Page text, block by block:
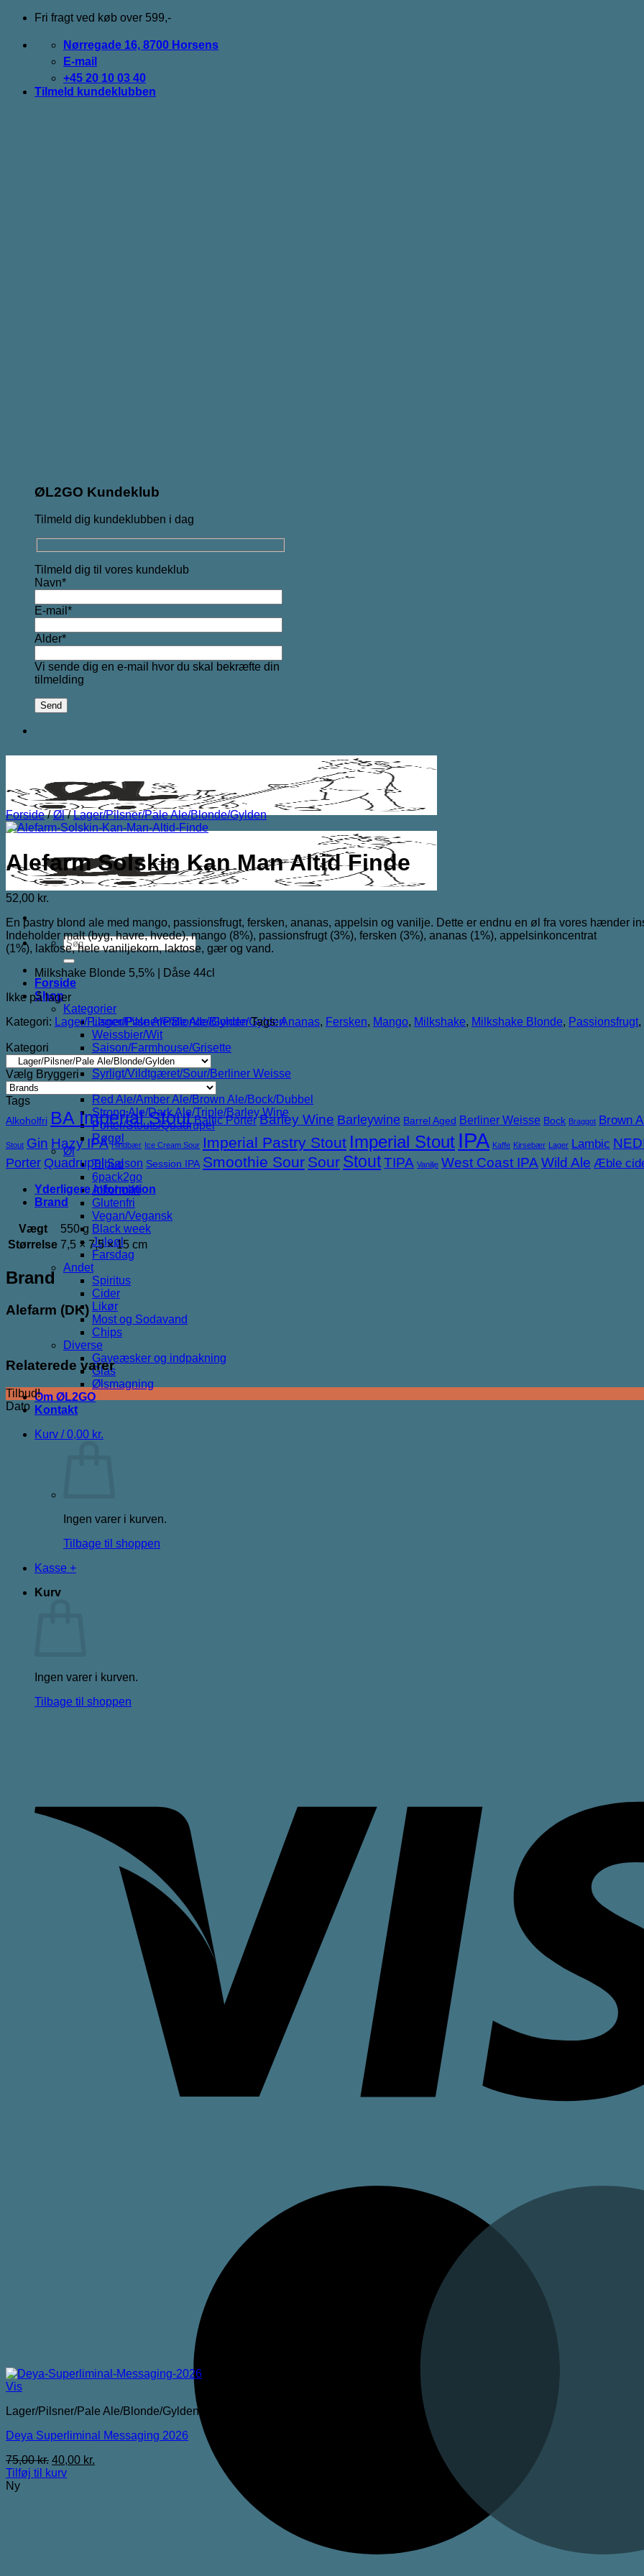
Fortsæt
indhold
Fri fragt ved køb over 599,-
Nørregade 16, 8700 Horsens
E-mail
+45 20 10 03 40
Tilmeld kundeklubben
ØL2GO Kundeklub
Tilmeld dig kundeklubben i dag
Tilmeld dig til vores kundeklub
Navn*
E-mail*
Alder*
Vi sende dig en e-mail hvor du skal bekræfte din
tilmelding
Søg
efter:
Forside
Shop
Kategorier
Lager/Pilsner/Pale Ale/Blonde/Gylden
Weissbier/Wit
Saison/Farmhouse/Grisette
IPA
Syrligt/Vildtgæret/Sour/Berliner Weisse
Mjød/Melomel/Braggot
Red Ale/Amber Ale/Brown Ale/Bock/Dubbel
Strong Ale/Dark Ale/Triple/Barley Wine
Porter/Stouts/Quadrupel
Røgøl
Øl
Tilbud
6pack2go
Alkoholfri
Glutenfri
Vegan/Vegansk
Black week
Juleøl
Farsdag
Andet
Spiritus
Cider
Likør
Most og Sodavand
Chips
Diverse
Gaveæsker og indpakning
Glas
Ølsmagning
Om ØL2GO
Kontakt
Kurv /0,00 kr.
Ingen varer i kurven.
Tilbage til shoppen
Kasse +
Kurv
Ingen varer i kurven.
Tilbage til shoppen
Forside / Øl / Lager/Pilsner/Pale Ale/Blonde/Gylden
Alefarm Solskin Kan Man Altid Finde
52,00 kr.
En pastry blond ale med mango, passionsfrugt, fersken, ananas, appelsin og vanilje. Dette er endnu en øl fra vores hænder
Indeholder malt (byg, havre, hvede), mango (8%), passionsfrugt (3%), fersken (3%), ananas (1%), appelsinkoncentrat
(1%), laktose, hele vaniljekorn, laktose, gær og vand.
Milkshake Blonde 5,5% | Dåse 44cl
Ikke på lager
Kategori: Lager/Pilsner/Pale Ale/Blonde/Gylden Tags:Ananas, Fersken, Mango, Milkshake, Milkshake Blonde, Passionsfrugt,
Kategori
Vælg Bryggeri
Tags
Alkoholfri BA Imperial Stout Baltic Porter Barley Wine Barleywine Barrel Aged Berliner Weisse Bock Braggot Brown
Stout Gin Hazy IPA Hindbær Ice Cream Sour Imperial Pastry Stout Imperial Stout IPA Kaffe Kirsebær Lager Lambic
Porter Quadrupel Saison Session IPA Smoothie Sour Sour StoutTIPA Vanilje West Coast IPA Wild Ale Æble
Yderligere information
Brand
Vægt
550 g
Størrelse 7,5 × 7,5 × 15 cm
Brand
Alefarm (DK)
Relaterede varer
Tilbud!
Dato
Vis
Lager/Pilsner/Pale Ale/Blonde/Gylden
Deya Superliminal Messaging 2026
75,00kr. Den
oprindelige
40,00 kr.
Tilføj til kurv
Ny